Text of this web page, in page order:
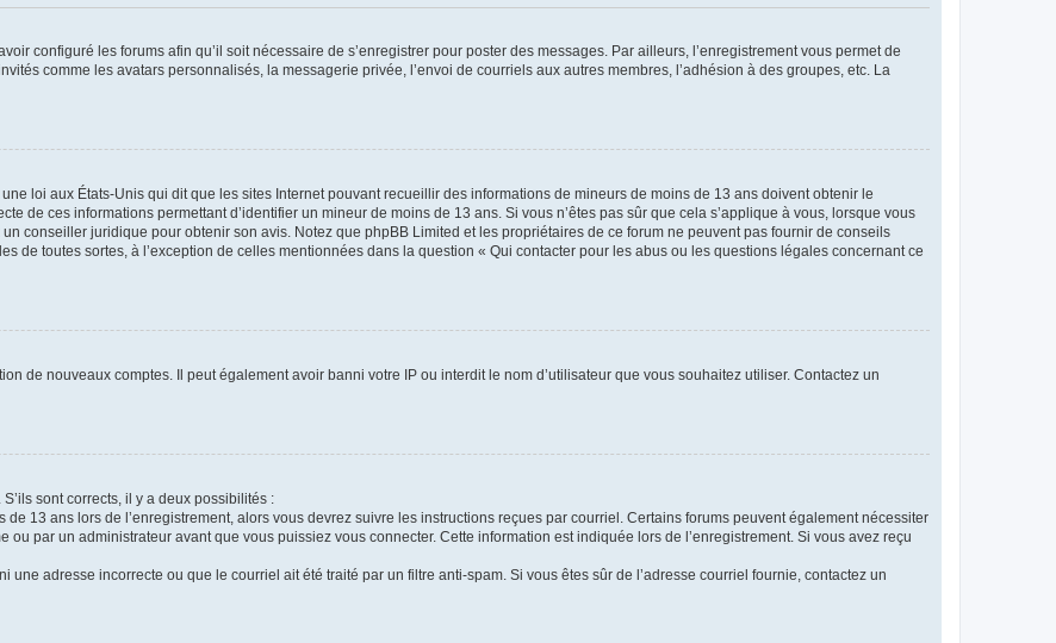
configuré les forums afin qu’il soit nécessaire de s’enregistrer pour poster des messages. Par ailleurs, l’enregistrement vous permet de
comme les avatars personnalisés, la messagerie privée, l’envoi de courriels aux autres membres, l’adhésion à des groupes, etc. La
loi aux États-Unis qui dit que les sites Internet pouvant recueillir des informations de mineurs de moins de 13 ans doivent obtenir le
de ces informations permettant d’identifier un mineur de moins de 13 ans. Si vous n’êtes pas sûr que cela s’applique à vous, lorsque vous
conseiller juridique pour obtenir son avis. Notez que phpBB Limited et les propriétaires de ce forum ne peuvent pas fournir de conseils
de toutes sortes, à l’exception de celles mentionnées dans la question « Qui contacter pour les abus ou les questions légales concernant ce
de nouveaux comptes. Il peut également avoir banni votre IP ou interdit le nom d’utilisateur que vous souhaitez utiliser. Contactez un
sont corrects, il y a deux possibilités :
13 ans lors de l’enregistrement, alors vous devrez suivre les instructions reçues par courriel. Certains forums peuvent également nécessiter
par un administrateur avant que vous puissiez vous connecter. Cette information est indiquée lors de l’enregistrement. Si vous avez reçu
une adresse incorrecte ou que le courriel ait été traité par un filtre anti-spam. Si vous êtes sûr de l’adresse courriel fournie, contactez un